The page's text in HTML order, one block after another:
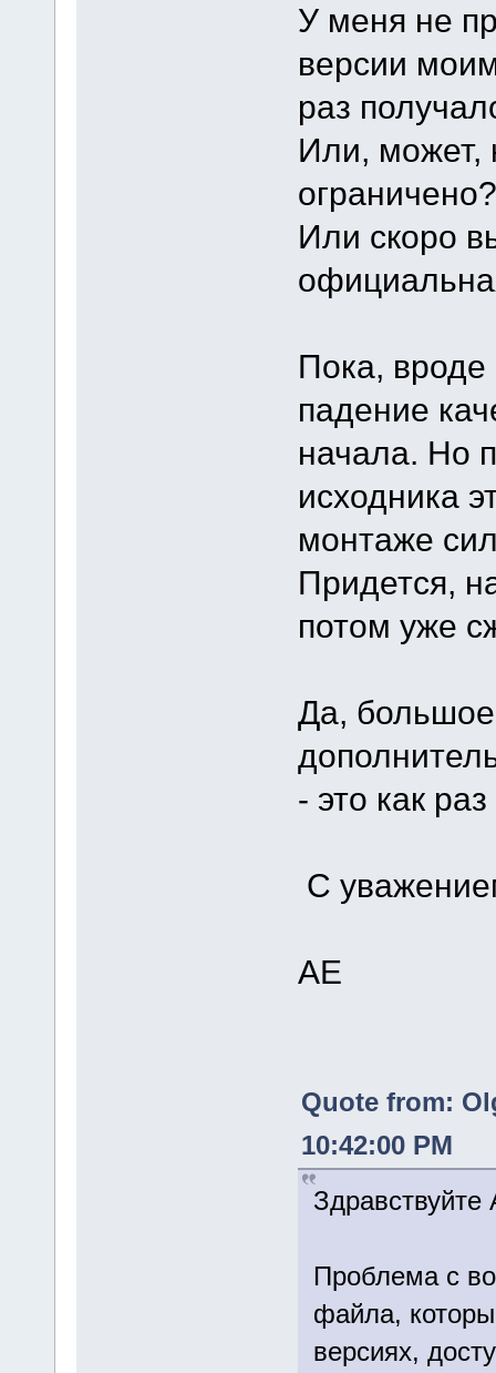
У меня не
версии
раз
Или, может,
Или скоро
Пока,
падение
начала. Но
исходника
монтаже
Придется,
потом уже
Да,
- это как
С
АЕ
Quote from:
10:42:00 PM
Здравствуйте
Проблема с
файла,
версиях,